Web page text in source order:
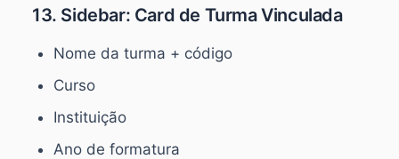
13. Sidebar: Card de Turma Vinculada
Nome da turma + código
Curso
Instituição
Ano de formatura